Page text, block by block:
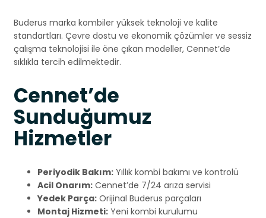
Buderus marka kombiler yüksek teknoloji ve kalite
standartları. Çevre dostu ve ekonomik çözümler ve sessiz
çalışma teknolojisi ile öne çıkan modeller, Cennet’de
sıklıkla tercih edilmektedir.
Cennet’de
Sunduğumuz
Hizmetler
Periyodik Bakım: Yıllık kombi bakımı ve kontrolü
Acil Onarım: Cennet’de 7/24 arıza servisi
Yedek Parça: Orijinal Buderus parçaları
Montaj Hizmeti: Yeni kombi kurulumu